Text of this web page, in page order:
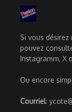
Si vous
pouvez
Instagramm, X
Ou encore
Courriel: